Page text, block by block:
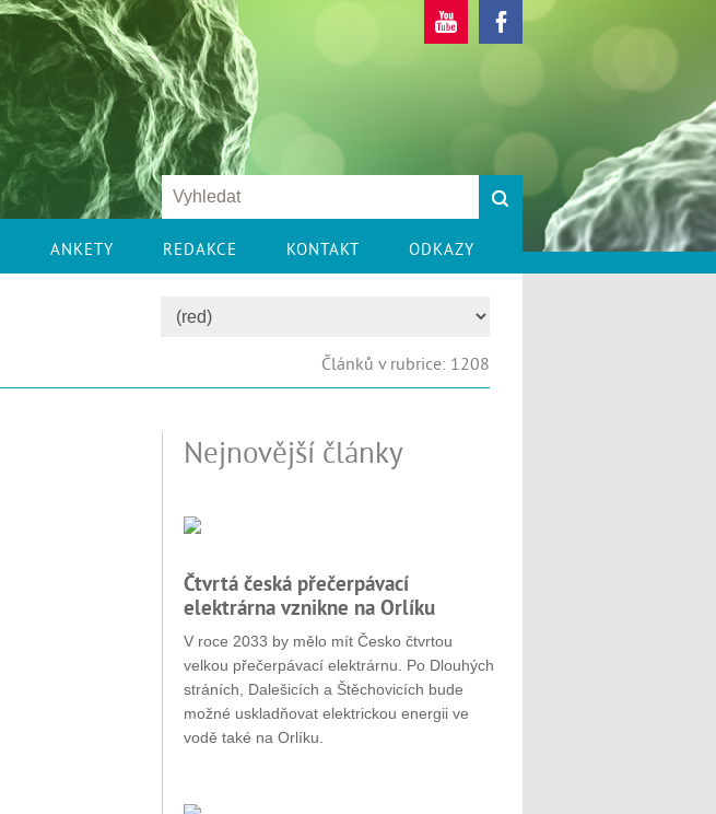
ANKETY REDAKCE KONTAKT ODKAZY
Článků v rubrice: 1208
Nejnovější články
Čtvrtá česká přečerpávací
elektrárna vznikne na Orlíku
V roce 2033 by mělo mít Česko čtvrtou
velkou přečerpávací elektrárnu. Po Dlouhých
stráních, Dalešicích a Štěchovicích bude
možné uskladňovat elektrickou energii ve
vodě také na Orlíku.